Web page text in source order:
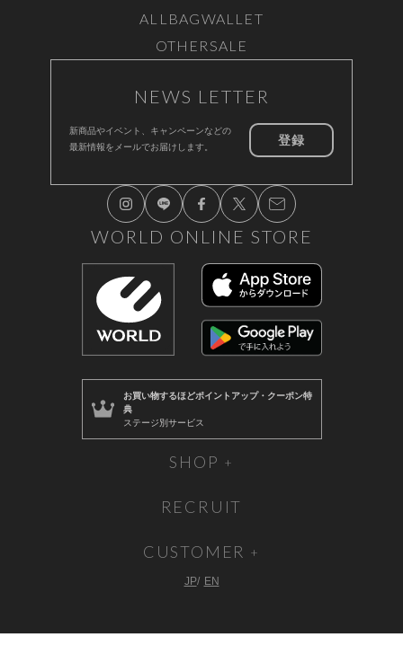
ALL BAGWALLET
OTHER SALE
NEWS LETTER
新商品やイベント、キャンペーンなどの
最新情報をメールでお届けします。
登録
WORLD ONLINE STORE
お買い物するほどポイントアップ・クーポン特
典
ステージ別サービス
SHOP
RECRUIT
CUSTOMER
JP EN